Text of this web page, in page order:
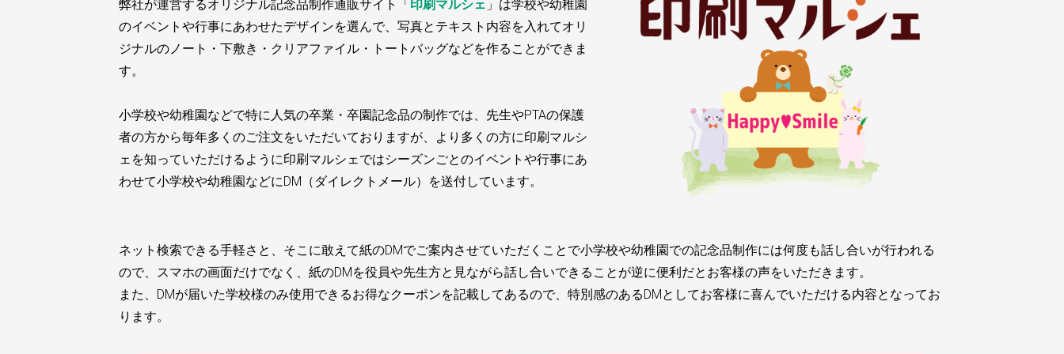
弊社が運営するオリジナル記念品制作通販サイト「 印刷マルシェ 」は学校や幼稚園
のイベントや行事にあわせたデザインを選んで、写真とテキスト内容を入れてオリ
ジナルのノート・下敷き・クリアファイル・トートバッグなどを作ることができま
す。
小学校や幼稚園などで特に人気の卒業・卒園記念品の制作では、先生やPTAの保護
者の方から毎年多くのご注文をいただいておりますが、より多くの方に印刷マルシ
ェを知っていただけるように印刷マルシェではシーズンごとのイベントや行事にあ
わせて小学校や幼稚園などにDM（ダイレクトメール）を送付しています。
ネット検索できる手軽さと、そこに敢えて紙のDMでご案内させていただくことで小学校や幼稚園での記念品制作には何度も話し合いが行われる
ので、スマホの画面だけでなく、紙のDMを役員や先生方と見ながら話し合いできることが逆に便利だとお客様の声をいただきます。
また、DMが届いた学校様のみ使用できるお得なクーポンを記載してあるので、特別感のあるDMとしてお客様に喜んでいただける内容となってお
ります。